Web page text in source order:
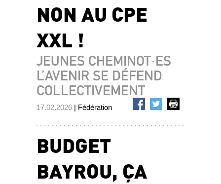
NON AU CPE
XXL !
JEUNES CHEMINOT·ES
L’AVENIR SE DÉFEND
COLLECTIVEMENT
17.02.2026 | Fédération
BUDGET
BAYROU, ÇA